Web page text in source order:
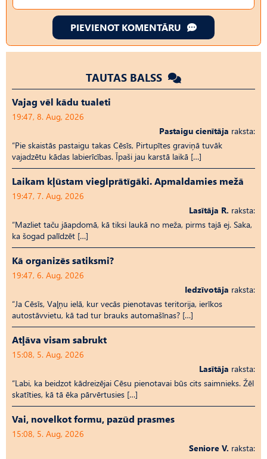
PIEVIENOT KOMENTĀRU
TAUTAS BALSS
Vajag vēl kādu tualeti
19:47, 8. Aug, 2026
Pastaigu cienītāja raksta:
“Pie skaistās pastaigu takas Cēsīs, Pirtupītes graviņā tuvāk
vajadzētu kādas labierīcības. Īpaši jau karstā laikā […]
Laikam kļūstam vieglprātīgāki. Apmaldamies mežā
19:47, 7. Aug, 2026
Lasītāja R. raksta:
“Mazliet taču jāapdomā, kā tiksi laukā no meža, pirms tajā ej. Saka,
ka šogad palīdzēt […]
Kā organizēs satiksmi?
19:47, 6. Aug, 2026
Iedzīvotāja raksta:
“Ja Cēsīs, Vaļņu ielā, kur vecās pienotavas teritorija, ierīkos
autostāvvietu, kā tad tur brauks automašīnas? […]
Atļāva visam sabrukt
15:08, 5. Aug, 2026
Lasītāja raksta:
“Labi, ka beidzot kādreizējai Cēsu pienotavai būs cits saimnieks. Žēl
skatīties, kā tā ēka pārvērtusies […]
Vai, novelkot formu, pazūd prasmes
15:08, 5. Aug, 2026
Seniore V. raksta: